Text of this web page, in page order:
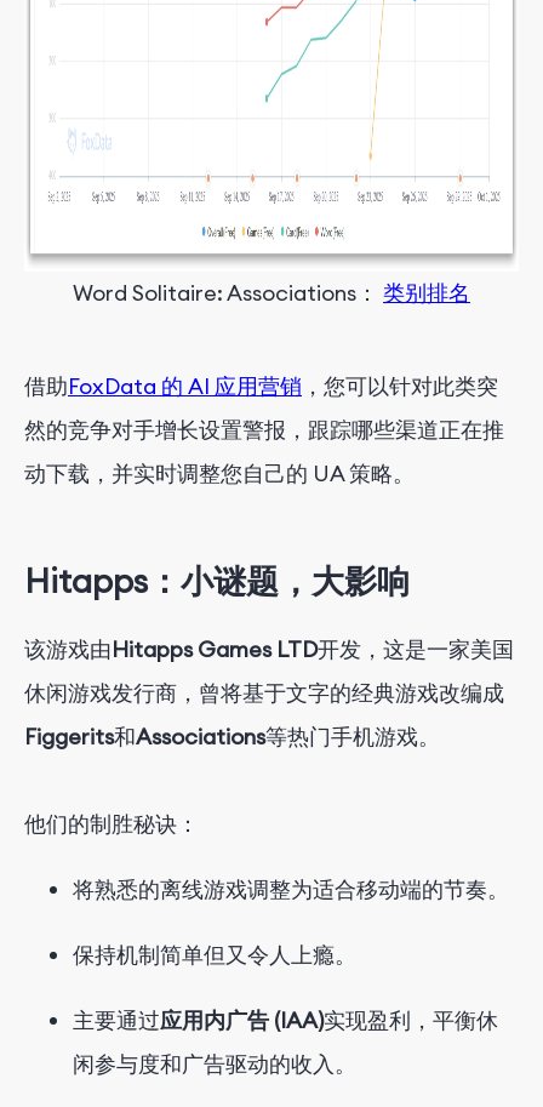
Word Solitaire: Associations ： 类别排名
借助FoxData 的 AI 应用营销 ， 您可以针对此类突
然的竞争对手增长设置警报， 跟踪哪些渠道正在推
动下载，并实时调整您自己的 UA 策略。
Hitapps：小谜题，大影响
该游戏由Hitapps Games LTD开发 ，这是一家美国
休闲游戏发行商，曾将基于文字的经典游戏改编成
Figgerits和Associations等热门手机游戏。
他们的制胜秘诀：
将熟悉的离线游戏调整为适合移动端的节奏。
保持机制简单但又令人上瘾。
主要通过应用内广告 (IAA)实现盈利 ，平衡休
闲参与度和广告驱动的收入。